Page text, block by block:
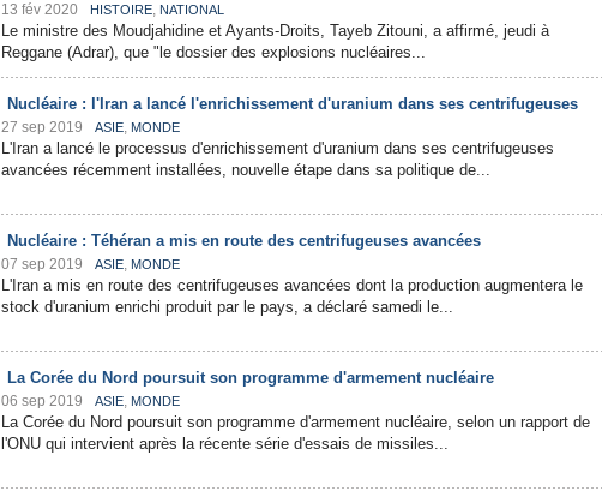
13 fév 2020 HISTOIRE, NATIONAL
Le ministre des Moudjahidine et Ayants-Droits, Tayeb Zitouni, a affirmé, jeudi à
Reggane (Adrar), que "le dossier des explosions nucléaires...
Nucléaire : l'Iran a lancé l'enrichissement d'uranium dans ses centrifugeuses
27 sep 2019 ASIE, MONDE
L'Iran a lancé le processus d'enrichissement d'uranium dans ses centrifugeuses
avancées récemment installées, nouvelle étape dans sa politique de...
Nucléaire : Téhéran a mis en route des centrifugeuses avancées
07 sep 2019 ASIE, MONDE
L'Iran a mis en route des centrifugeuses avancées dont la production augmentera le
stock d'uranium enrichi produit par le pays, a déclaré samedi le...
La Corée du Nord poursuit son programme d'armement nucléaire
06 sep 2019 ASIE, MONDE
La Corée du Nord poursuit son programme d'armement nucléaire, selon un rapport de
l'ONU qui intervient après la récente série d'essais de missiles...